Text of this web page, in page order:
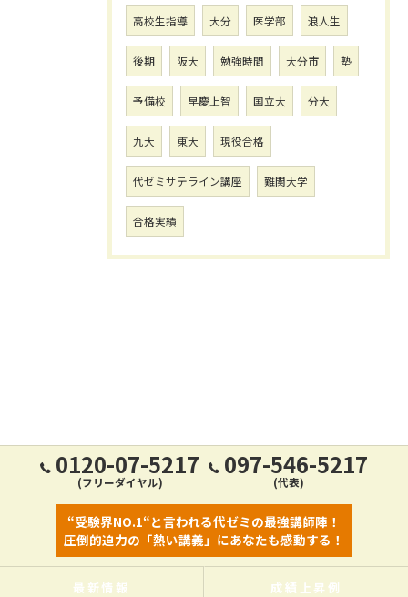
高校生指導 大分 医学部 浪人生
後期 阪大 勉強時間 大分市 塾
予備校 早慶上智 国立大 分大
九大 東大 現役合格
代ゼミサテライン講座 難関大学
合格実績
0120-07-5217
(フリーダイヤル)
097-546-5217
(代表)
“受験界NO.1“と言われる代ゼミの最強講師陣！
圧倒的迫力の「熱い講義」にあなたも感動する！
最新情報 成績上昇例